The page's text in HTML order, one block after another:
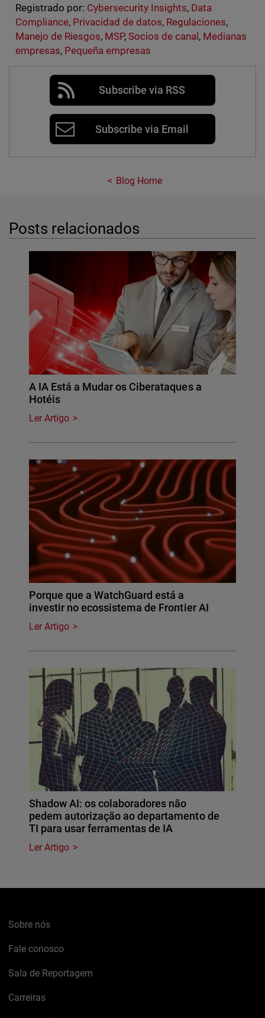
Registrado por: Cybersecurity Insights, Data
Compliance, Privacidad de datos, Regulaciones,
Manejo de Riesgos, MSP, Socios de canal , Medianas
empresas, Pequeña empresas
Subscribe via RSS
Subscribe via Email
Blog Home
Posts relacionados
A IA Está a Mudar os Ciberataques a
Hotéis
Ler Artigo
Porque que a WatchGuard está a
investir no ecossistema de Frontier AI
Ler Artigo
Shadow AI: os colaboradores não
pedem autorização ao departamento de
TI para usar ferramentas de IA
Ler Artigo
Sobre nós
Fale conosco
Sala de Reportagem
Carreiras